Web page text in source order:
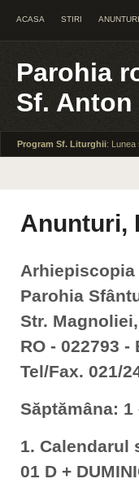
ACASA STIRI ANUNTURI
Parohia
Sf.
Program Sf. Liturghii: Lunea
Anunturi,
Arhiepiscopia
Parohia
Str.
RO - 022793
Tel/Fax. 021/
Săptămâna: 1
1. Calendarul
01 D +